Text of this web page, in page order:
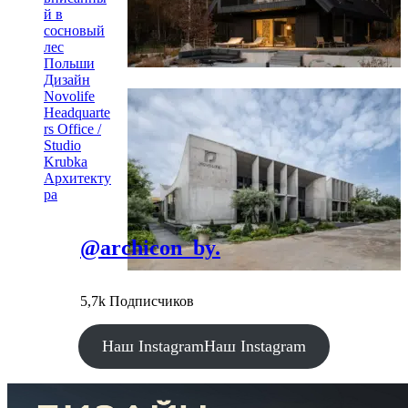
й в
сосновый
лес
Польши
Дизайн
Novolife
Headquarte
rs Office /
Studio
Krubka
Архитекту
ра
@archicon_by.
5,7k Подписчиков
Наш InstagramНаш Instagram